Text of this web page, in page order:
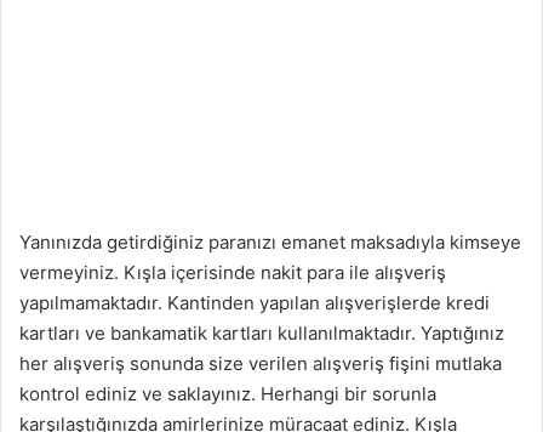
Yanınızda getirdiğiniz paranızı emanet maksadıyla kimseye
vermeyiniz. Kışla içerisinde nakit para ile alışveriş
yapılmamaktadır. Kantinden yapılan alışverişlerde kredi
kartları ve bankamatik kartları kullanılmaktadır. Yaptığınız
her alışveriş sonunda size verilen alışveriş fişini mutlaka
kontrol ediniz ve saklayınız. Herhangi bir sorunla
karşılaştığınızda amirlerinize müracaat ediniz. Kışla